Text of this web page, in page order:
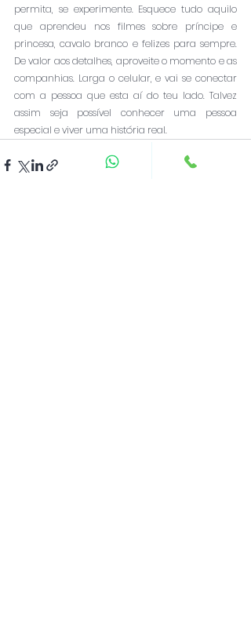
permita, se experimente. Esquece tudo aquilo
que aprendeu nos filmes sobre príncipe e
princesa, cavalo branco e felizes para sempre.
De valor aos detalhes, aproveite o momento e as
companhias. Larga o celular, e vai se conectar
com a pessoa que esta aí do teu lado. Talvez
assim seja possível conhecer uma pessoa
especial e viver uma história real.